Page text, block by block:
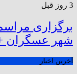
3 روز قبل
برگزاری
شهر عسگران
آخرین اخبار